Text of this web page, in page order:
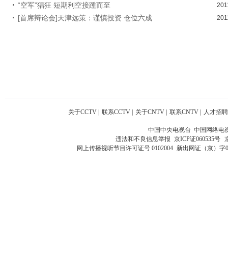
“空军”猖狂 短期利空接踵而至
[首席辩论会]天津远策：谨慎投资 仓位六成
关于CCTV | 联系CCTV | 关于CNTV | 联系CNTV | 人才招聘
中国中央电视台 中国网络电
违法和不良信息举报 京ICP证060535号
网上传播视听节目许可证号 0102004 新出网证（京）